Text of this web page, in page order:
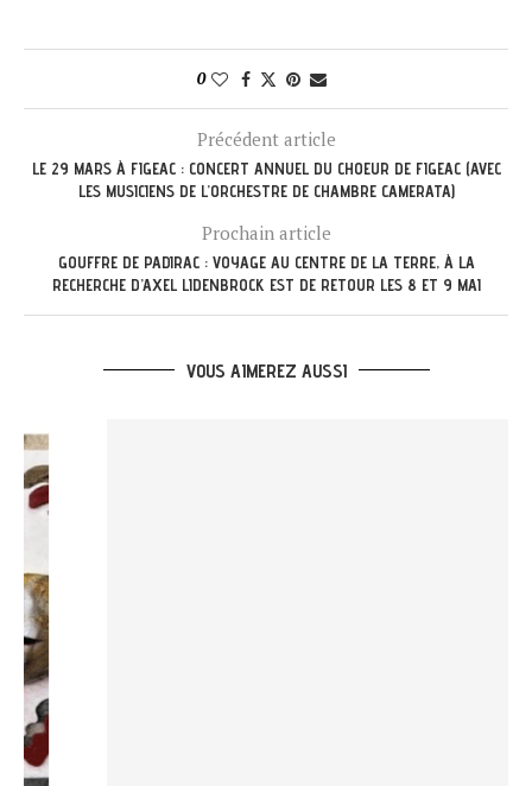
0
Précédent article
LE 29 MARS À FIGEAC : CONCERT ANNUEL DU CHOEUR DE FIGEAC (AVEC
LES MUSICIENS DE L’ORCHESTRE DE CHAMBRE CAMERATA)
Prochain article
GOUFFRE DE PADIRAC : VOYAGE AU CENTRE DE LA TERRE, À LA
RECHERCHE D’AXEL LIDENBROCK EST DE RETOUR LES 8 ET 9 MAI
VOUS AIMEREZ AUSSI